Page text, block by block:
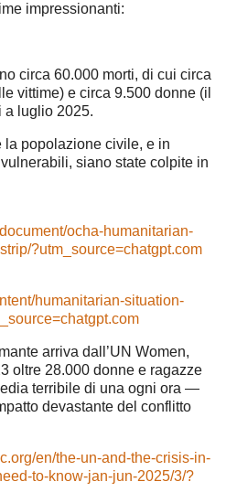
impressionanti:
circa 60.000 morti, di cui circa
vittime) e circa 9.500 donne (il
a luglio 2025.
popolazione civile, e in
siano state colpite in
ocha-humanitarian-
?utm_source=chatgpt.com
humanitarian-situation-
arriva dall’UN Women,
oltre 28.000 donne e ragazze
terribile di una ogni ora —
devastante del conflitto
en/the-un-and-the-crisis-in-
to-know-jan-jun-2025/3/?